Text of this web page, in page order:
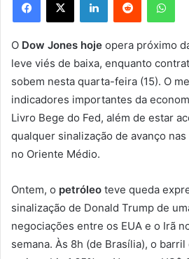
O Dow Jones hoje opera próximo
leve viés de baixa, enquanto
sobem nesta quarta-feira (15). O
indicadores importantes da
Livro Bege do Fed, além de estar
qualquer sinalização de avanço
no Oriente Médio.
Ontem, o petróleo teve queda
sinalização de Donald Trump de
negociações entre os EUA e o Irã
semana. Às 8h (de Brasília), o barril